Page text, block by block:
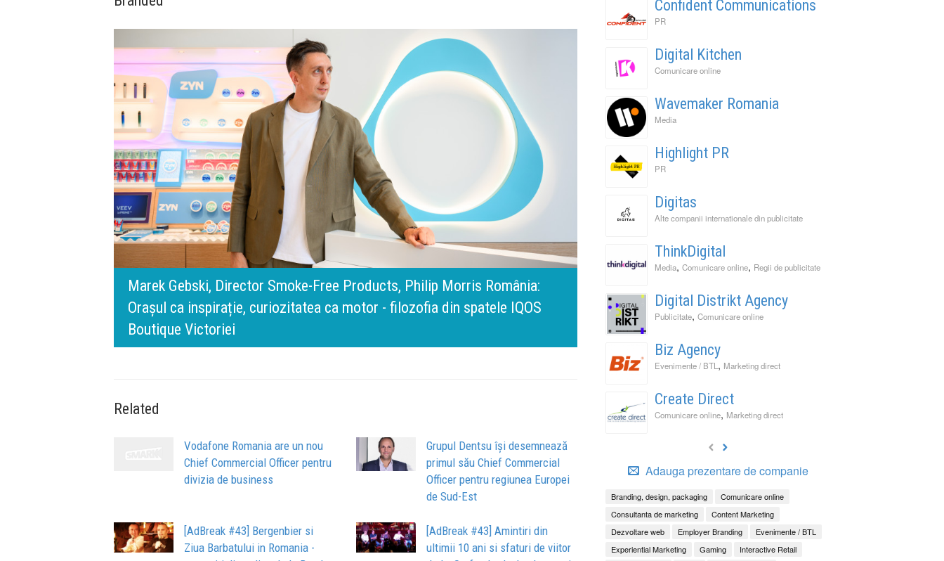
140 de ani de Mercedes-Benz. Ramona Pîrlog: Cel mai important „test al
timpului” este să inovăm constant, dar cu aceeași responsabilitate față
de oameni, siguranță și calitate
Bring It Back, Pepsi! Nostalgia anilor 2000 devine o
Brandurile nu mai concurează prin experiențe. Concurează
apartenență
Business to Human. Cum construiește George Brand Love
comunități
Related
Vodafone Romania are un nou
Chief Commercial Officer pentru
divizia de business
Grupul Dentsu își desemnează
primul său Chief Commercial
Officer pentru regiunea Europei
de Sud-Est
[AdBreak #43] Bergenbier si
Ziua Barbatului in Romania -
[AdBreak #43] Amintiri din
ultimii 10 ani si sfaturi de viitor
Confident Communications
PR
Digital Kitchen
Comunicare online
Wavemaker Romania
Media
Highlight PR
PR
Digitas
Alte companii internationale din publicitate
ThinkDigital
Media, Comunicare online, Regii de publicitate
Digital Distrikt Agency
Publicitate, Comunicare online
Biz Agency
Evenimente / BTL , Marketing direct
Create Direct
Comunicare online, Marketing direct
Adauga prezentare de companie
Branding, design, packaging
Comunicare online
Consultanta de marketing
Content Marketing
Dezvoltare web
Employer Branding
Evenimente / BTL
Experiential Marketing
Gaming
Interactive Retail